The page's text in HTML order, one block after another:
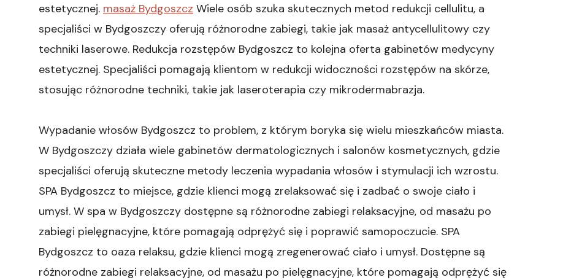
estetycznej. masaż Bydgoszcz Wiele osób szuka skutecznych metod redukcji cellulitu, a
specjaliści w Bydgoszczy oferują różnorodne zabiegi, takie jak masaż antycellulitowy czy
techniki laserowe. Redukcja rozstępów Bydgoszcz to kolejna oferta gabinetów medycyny
estetycznej. Specjaliści pomagają klientom w redukcji widoczności rozstępów na skórze,
stosując różnorodne techniki, takie jak laseroterapia czy mikrodermabrazja.
Wypadanie włosów Bydgoszcz to problem, z którym boryka się wielu mieszkańców miasta.
W Bydgoszczy działa wiele gabinetów dermatologicznych i salonów kosmetycznych, gdzie
specjaliści oferują skuteczne metody leczenia wypadania włosów i stymulacji ich wzrostu.
SPA Bydgoszcz to miejsce, gdzie klienci mogą zrelaksować się i zadbać o swoje ciało i
umysł. W spa w Bydgoszczy dostępne są różnorodne zabiegi relaksacyjne, od masażu po
zabiegi pielęgnacyjne, które pomagają odprężyć się i poprawić samopoczucie. SPA
Bydgoszcz to oaza relaksu, gdzie klienci mogą zregenerować ciało i umysł. Dostępne są
różnorodne zabiegi relaksacyjne, od masażu po pielęgnacyjne, które pomagają odprężyć się